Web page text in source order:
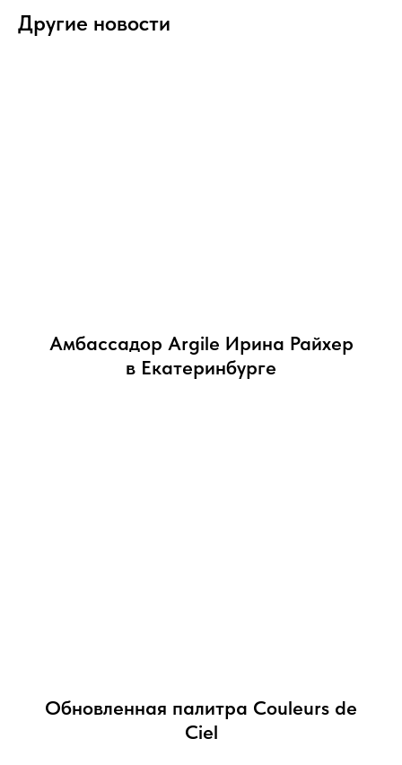
Другие новости
Амбассадор Argile Ирина Райхер
в Екатеринбурге
Обновленная палитра Couleurs de
Ciel